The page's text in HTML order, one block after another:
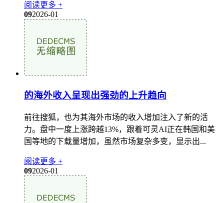
阅读更多 +
092026-01
的海外收入呈现出强劲的上升趋向
前往搜狐，也为其海外市场的收入增加注入了新的活
力。盘中一度上涨跨越13%，跟着可灵AI正在韩国和美
国等地的下载量增加，虽然市场复杂多变，显示出...
阅读更多 +
092026-01